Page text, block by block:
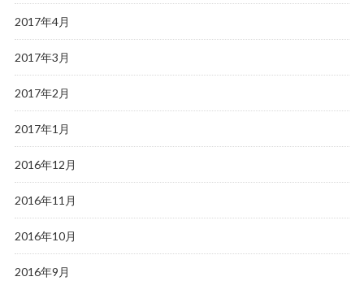
2017年4月
2017年3月
2017年2月
2017年1月
2016年12月
2016年11月
2016年10月
2016年9月